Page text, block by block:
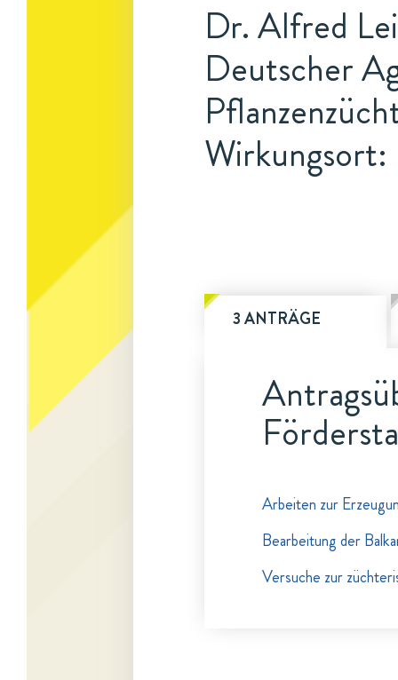
Dr. Alfred
Deutscher
Wirkungsort:
3 ANTRÄGE
Arbeiten zur
Bearbeitung der
Versuche zur